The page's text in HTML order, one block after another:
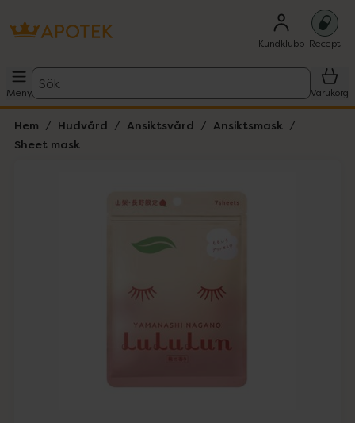
Kundklubb Recept
Meny
Sök
Varukorg
Hem Hudvård Ansiktsvård
Ansiktsmask
Sheet mask
Lista: . Innehåller 1 objekt.